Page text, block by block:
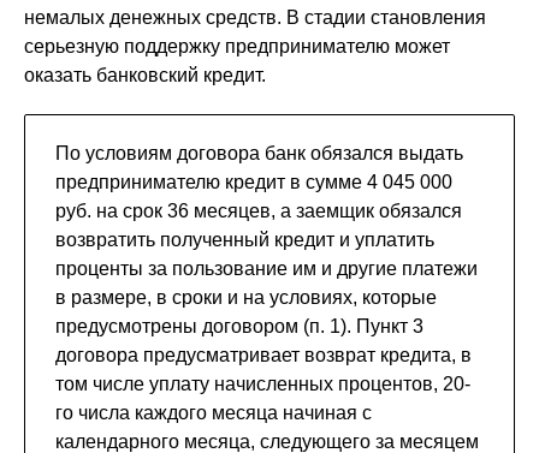
немалых денежных средств. В стадии становления
серьезную поддержку предпринимателю может
оказать банковский кредит.
По условиям договора банк обязался выдать
предпринимателю кредит в сумме 4 045 000
руб. на срок 36 месяцев, а заемщик обязался
возвратить полученный кредит и уплатить
проценты за пользование им и другие платежи
в размере, в сроки и на условиях, которые
предусмотрены договором (п. 1). Пункт 3
договора предусматривает возврат кредита, в
том числе уплату начисленных процентов, 20-
го числа каждого месяца начиная с
календарного месяца, следующего за месяцем